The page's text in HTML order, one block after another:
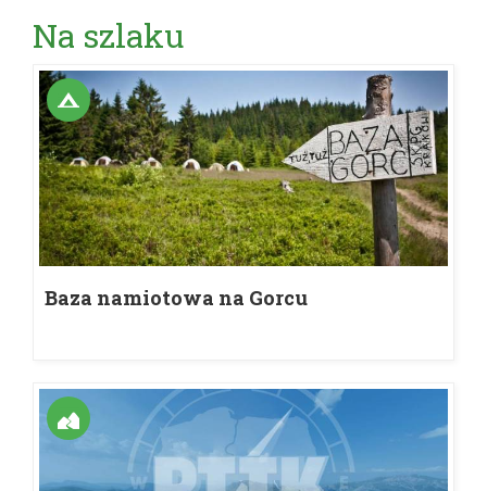
Na szlaku
Baza namiotowa na Gorcu